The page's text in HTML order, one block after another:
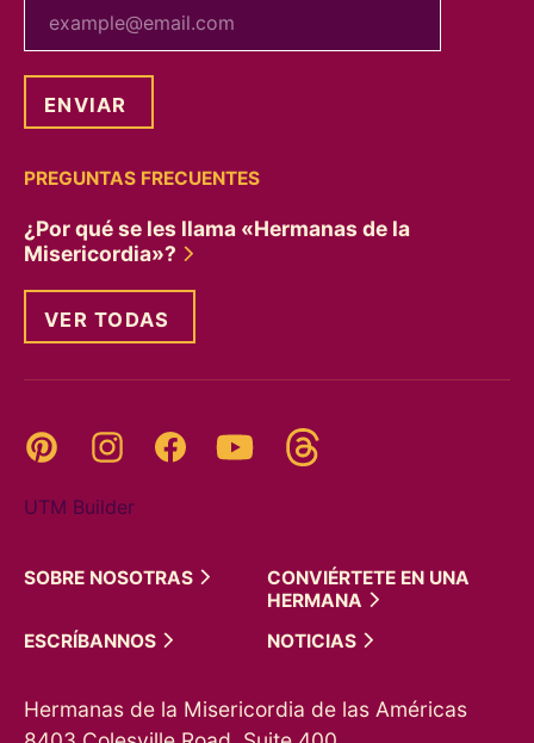
PREGUNTAS FRECUENTES
¿Por qué se les llama «Hermanas de la
Misericordia»?
VER TODAS
Pinterest InstagramFacebookYouTube
UTM Builder
SOBRE NOSOTRAS
CONVIÉRTETE EN UNA
HERMANA
ESCRÍBANNOS
NOTICIAS
Hermanas de la Misericordia de las Américas